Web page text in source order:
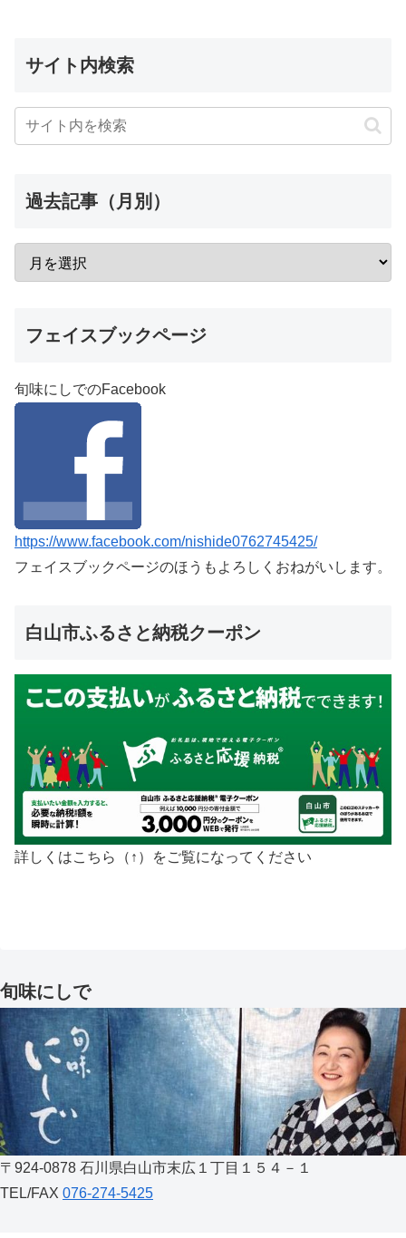
サイト内検索
過去記事（月別）
フェイスブックページ
旬味にしでのFacebook
https://www.facebook.com/nishide0762745425/
フェイスブックページのほうもよろしくおねがいします。
白山市ふるさと納税クーポン
詳しくはこちら（↑）をご覧になってください
旬味にしで
〒924-0878 石川県白山市末広１丁目１５４－１
TEL/FAX 076-274-5425